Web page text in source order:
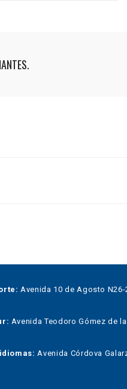
Avenida 10 de Agosto
Avenida Teodoro Gómez de
Avenida Córdova